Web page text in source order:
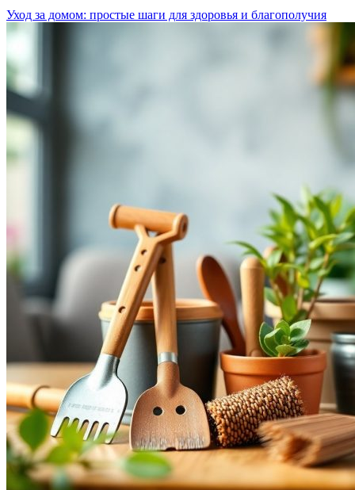
Уход за домом: простые шаги для здоровья и благополучия